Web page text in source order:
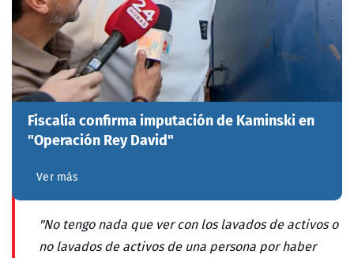
Fiscalía confirma imputación de Kaminski en
"Operación Rey David"
Ver más
"No tengo nada que ver con los lavados de activos o
no lavados de activos de una persona por haber